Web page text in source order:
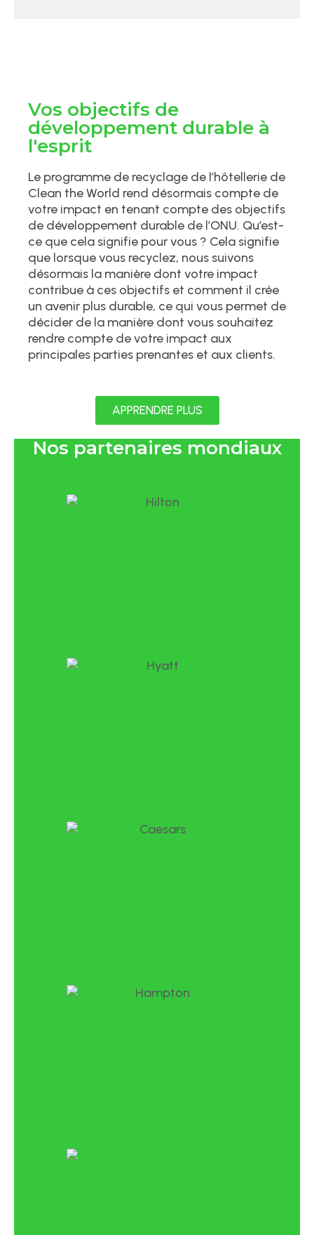
Vos objectifs de
développement durable à
l'esprit
Le programme de recyclage de l’hôtellerie de
Clean the World rend désormais compte de
votre impact en tenant compte des objectifs
de développement durable de l’ONU. Qu’est-
ce que cela signifie pour vous ? Cela signifie
que lorsque vous recyclez, nous suivons
désormais la manière dont votre impact
contribue à ces objectifs et comment il crée
un avenir plus durable, ce qui vous permet de
décider de la manière dont vous souhaitez
rendre compte de votre impact aux
principales parties prenantes et aux clients.
APPRENDRE PLUS
Nos partenaires mondiaux